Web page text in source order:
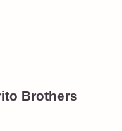
Brothers